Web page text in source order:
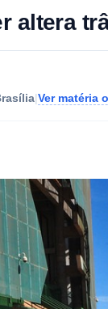
altera
|Ver matéria